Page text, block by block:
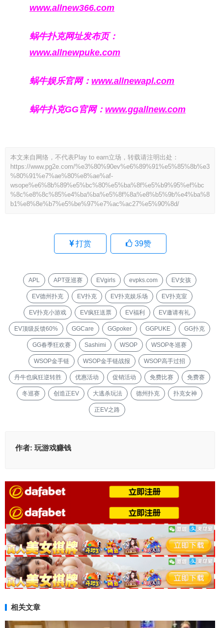
www.allnew366.com
蜗牛扑克网址发布页：
www.allnewpuke.com
蜗牛娱乐官网： www.allnewapl.com
蜗牛扑克GG官网： www.ggallnew.com
本文来自网络，不代表Play to earn立场，转载请注明出处：
https://www.pg2e.com/%e3%80%90ev%e6%89%91%e5%85%8b%e3
%80%91%e7%ae%80%e8%ae%af-
wsope%e6%8b%89%e5%bc%80%e5%ba%8f%e5%b9%95%ef%bc
%8c%e8%8c%85%e4%ba%ba%e5%8f%8a%e8%b5%9b%e4%ba%8
b1%e8%8e%b7%e5%be%97%e7%ac%ac27%e5%90%8d/
打赏 39赞
APL APT亚巡赛 EVgirls evpks.com EV女孩
EV德州扑克 EV扑克 EV扑克娱乐场 EV扑克室
EV扑克小游戏 EV疯狂送票 EV福利 EV邀请有礼
EV顶级反馈60% GGCare GGpoker GGPUKE GG扑克
GG春季狂欢赛 Sashimi WSOP WSOP冬巡赛
WSOP金手链 WSOP金手链战报 WSOP高手过招
丹牛也疯狂逆转胜 优惠活动 促销活动 免费比赛 免费赛
冬巡赛 创造正EV 大逃杀玩法 德州扑克 扑克女神
正EV之路
作者: 玩游戏赚钱
相关文章